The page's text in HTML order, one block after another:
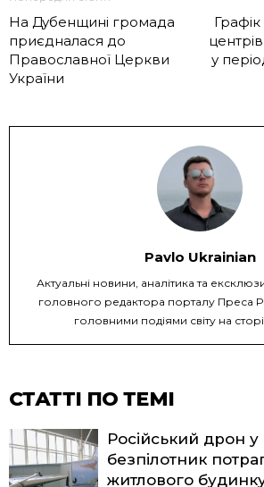
На Дубенщині громада
приєдналася до
Православної Церкви
України
у
Pavlo Ukrainian
Актуальні новини, аналітика та
головного редактора порталу Преса
головними подіями світу на
СТАТТІ ПО ТЕМІ
Російський дрон у
безпілотник
житлового